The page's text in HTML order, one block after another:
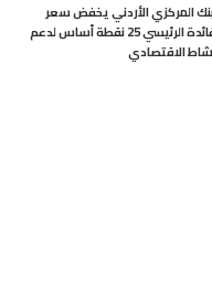
المركزي الأردني يخفض سعر
الفائدة الرئيسي 25 نقطة أساس لدعم
الاقتصادي